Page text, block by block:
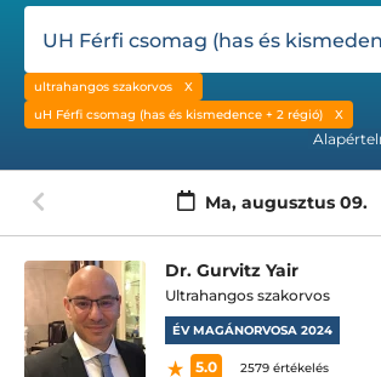
ultrahangos szakorvos
uH Férfi csomag (has és kismedence + 2 régió)
Ma, augusztus 09.
Dr. Gurvitz Yair
Ultrahangos szakorvos
ÉV MAGÁNORVOSA 2024
5.0 2579 értékelés